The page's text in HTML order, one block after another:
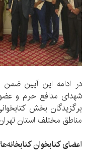
در ادامه این آیین ضمن
شهدای مدافع حرم و عضو
برگزیدگان بخش
مناطق مختلف استان
اعضای کتابخوان